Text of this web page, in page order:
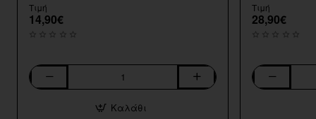
Τιμή
14,90€
Aspire
Καλάθι
Τιμή
28,90€
Aspire